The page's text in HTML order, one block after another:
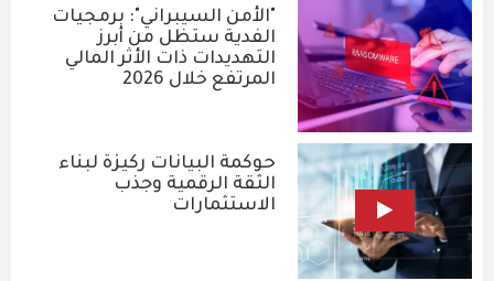
"الأمن السيبراني": برمجيات
الفدية ستظل من أبرز
التهديدات ذات الأثر المالي
المرتفع خلال 2026
حوكمة البيانات ركيزة لبناء
الثقة الرقمية وجذب
الاستثمارات